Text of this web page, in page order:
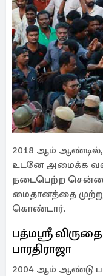
2018 ஆம் ஆண்டில்,
உடனே அமைக்க
நடைபெற்ற
மைதானத்தை
கொண்டார்.
பத்மஸ்ரீ விருதை
பாரதிராஜா
2004 ஆம் ஆண்டு